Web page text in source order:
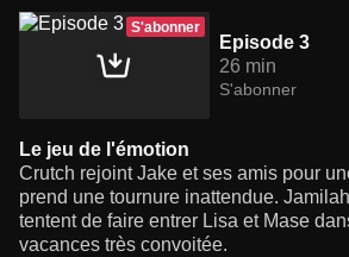
S'abonner
Episode 3
26 min
S'abonner
Le jeu de l'émotion
Crutch rejoint Jake et ses amis pour
prend une tournure inattendue.
tentent de faire entrer Lisa et Mase
vacances très convoitée.